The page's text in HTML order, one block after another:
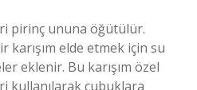
pirinç ununa öğütülür.
elde etmek için su
eklenir. Bu karışım özel
kullanılarak çubuklara